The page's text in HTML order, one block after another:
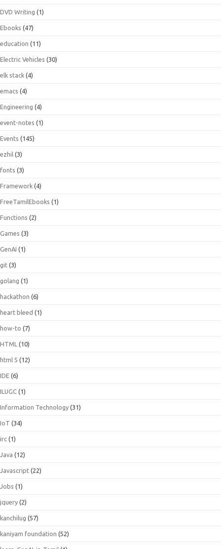
DVD Writing (1)
Ebooks (47)
education (11)
Electric Vehicles (30)
elk stack (4)
emacs (4)
Engineering (4)
event-notes (1)
Events (145)
ezhil (3)
fonts (3)
Framework (4)
FreeTamilEbooks (1)
Functions (2)
Games (3)
GenAI (1)
git (3)
golang (1)
hackathon (6)
heart bleed (1)
how-to (7)
HTML (10)
html 5 (12)
IDE (6)
ILUGC (1)
Information Technology (31)
IoT (34)
irc (1)
Java (12)
Javascript (22)
Jobs (1)
jquery (2)
kanchilug (57)
kaniyam foundation (52)